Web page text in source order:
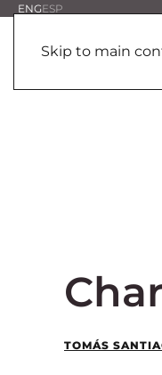
Skip to main
ENGESP
TOMÁS